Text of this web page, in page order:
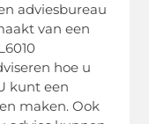
adviesbureau
van een
hoe u
kunt een
maken. Ook